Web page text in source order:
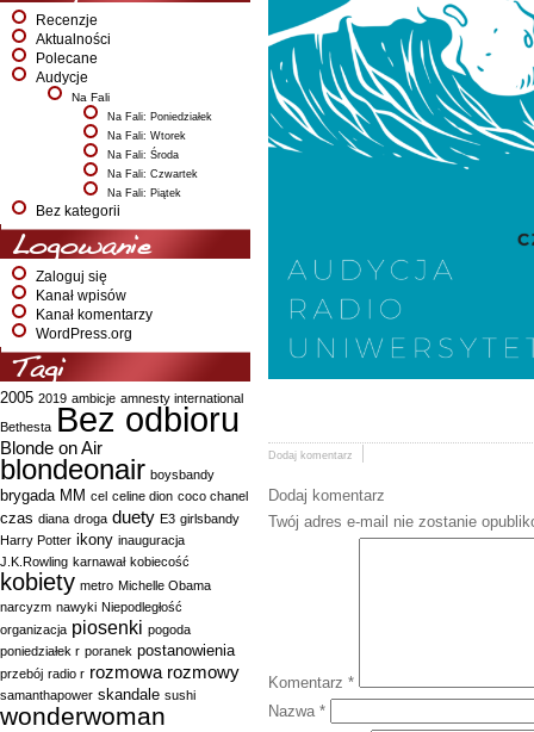
Recenzje
Aktualności
Polecane
Audycje
Na Fali
Na Fali: Poniedziałek
Na Fali: Wtorek
Na Fali: Środa
Na Fali: Czwartek
Na Fali: Piątek
Bez kategorii
Logowanie
Zaloguj się
Kanał wpisów
Kanał komentarzy
WordPress.org
Tagi
2005 2019 ambicje amnesty international
Bethesta Bez odbioru
Blonde on Air
blondeonair boysbandy
brygada MM cel celine dion coco chanel
czas diana droga duety E3 girlsbandy
Harry Potter ikony inauguracja
J.K.Rowling karnawał kobiecość
kobiety metro Michelle Obama
narcyzm nawyki Niepodległość
organizacja piosenki pogoda
poniedziałek r poranek postanowienia
przebój radio r rozmowa rozmowy
samanthapower skandale sushi
wonderwoman
Dodaj komentarz
Dodaj komentarz
Twój adres e-mail nie zostanie
Komentarz *
Nazwa *